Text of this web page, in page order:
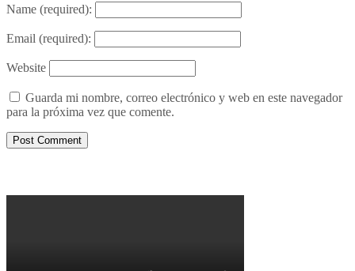
Name (required):
Email (required):
Website
Guarda mi nombre, correo electrónico y web en este navegador
para la próxima vez que comente.